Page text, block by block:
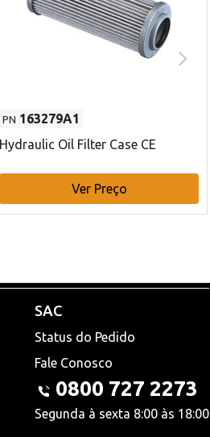
PN 163279A1
Hydraulic Oil Filter Case CE
Ver Preço
SAC
Status do Pedido
Fale Conosco
0800 727 2273
Segunda à sexta 8:00 às 18:00